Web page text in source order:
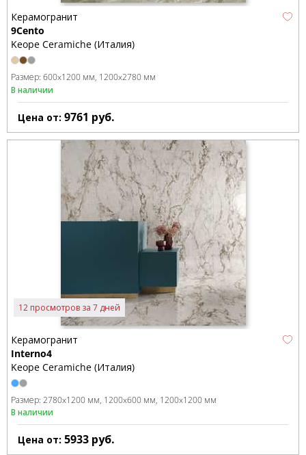
Керамогранит
9Cento
Keope Ceramiche (Италия)
Размер: 600x1200 мм 1200x2780 мм
В наличии
Цена от: 9761 руб.
12 просмотров за 7 дней
Керамогранит
Interno4
Keope Ceramiche (Италия)
Размер: 2780x1200 мм 1200x600 мм 1200x1200 мм
В наличии
Цена от: 5933 руб.